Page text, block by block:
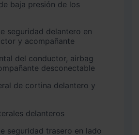
y acompañante
desconectable
delanteros